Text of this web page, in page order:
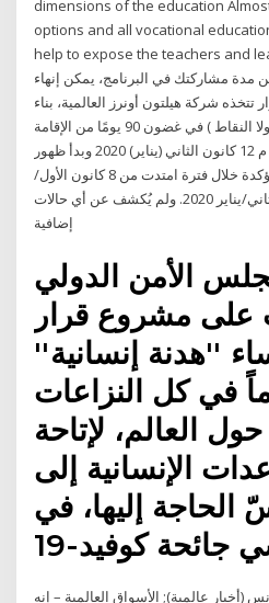
dimensions of the education
options and all vocational
help to expose the teachers and
مدة مشاركتك في البرنامج، يمكن إنهاء
شركة هيلتون أونرز العالمية، بناء
على طلب تحويل قرارًا نهائيًا ولا النقاط ) في غضون 90 يومًا من الإقامة
ليتم احتسابها للحصول على م 12 كانون الثاني (يناير) 2020 وبدأ ظهور
الأعراض بين الحالات الـ41 المؤكدة خلال فترة امتدت من 8 كانون الأول/
ديسمبر 2019 إلى 2 كانون الثاني/يناير 2020. ولم يُكشف عن أي حالات
الأمن الدولي
على مشروع قرار
''هدنة إنسانية''
90 يوماً في كل النزاعات
العالم، لإتاحة
الإنسانية إلى
إليها، في
عالمية); الأسواق العالمية – إنه